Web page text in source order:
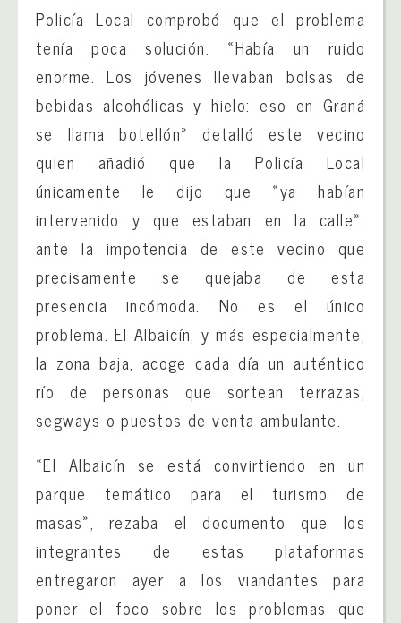
Policía Local comprobó que el problema
tenía poca solución. «Había un ruido
enorme. Los jóvenes llevaban bolsas de
bebidas alcohólicas y hielo: eso en Graná
se llama botellón» detalló este vecino
quien añadió que la Policía Local
únicamente le dijo que «ya habían
intervenido y que estaban en la calle».
ante la impotencia de este vecino que
precisamente se quejaba de esta
presencia incómoda. No es el único
problema. El Albaicín, y más especialmente,
la zona baja, acoge cada día un auténtico
río de personas que sortean terrazas,
segways o puestos de venta ambulante.
«El Albaicín se está convirtiendo en un
parque temático para el turismo de
masas», rezaba el documento que los
integrantes de estas plataformas
entregaron ayer a los viandantes para
poner el foco sobre los problemas que